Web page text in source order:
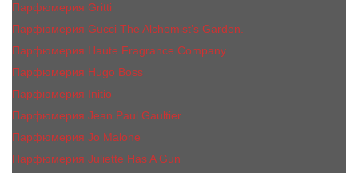
Парфюмерия Gritti
Парфюмерия Gucci The Alchemist’s Garden.
Парфюмерия Haute Fragrance Company
Парфюмерия Hugo Boss
Парфюмерия Initio
Парфюмерия Jean Paul Gaultier
Парфюмерия Jо Malоnе
Парфюмерия Juliette Has A Gun